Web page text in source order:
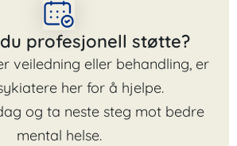
profesjonell støtte?
veiledning eller behandling, er
her for å hjelpe.
og ta neste steg mot bedre
mental helse.